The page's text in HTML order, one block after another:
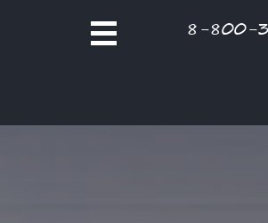
8-800-